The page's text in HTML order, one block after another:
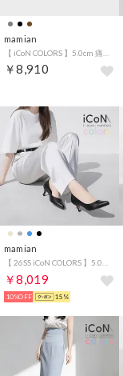
mamian
￥8,910
mamian
￥8,019
10%OFF 15%